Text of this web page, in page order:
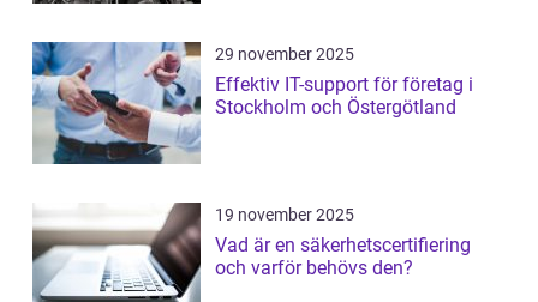
29 november 2025
Effektiv IT-support för företag i
Stockholm och Östergötland
19 november 2025
Vad är en säkerhetscertifiering
och varför behövs den?